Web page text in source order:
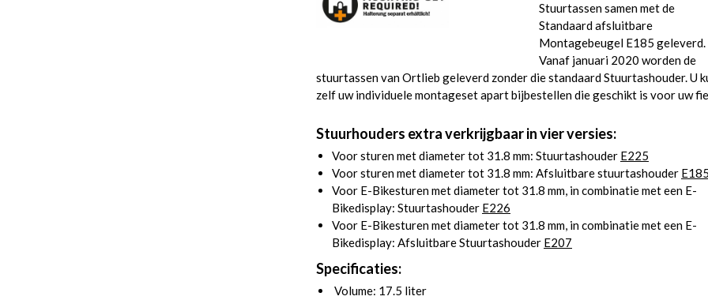
Stuurtassen samen met de
Standaard afsluitbare
Montagebeugel E185 geleverd.
Vanaf januari 2020 worden de
stuurtassen van Ortlieb geleverd zonder die standaard Stuurtashouder. U
zelf uw individuele montageset apart bijbestellen die geschikt is voor uw
Stuurhouders extra verkrijgbaar in vier versies:
Voor sturen met diameter tot 31.8 mm: Stuurtashouder E225
Voor sturen met diameter tot 31.8 mm: Afsluitbare stuurtashouder
Voor E-Bikesturen met diameter tot 31.8 mm, in combinatie met een E-
Bikedisplay: Stuurtashouder E226
Voor E-Bikesturen met diameter tot 31.8 mm, in combinatie met een E-
Bikedisplay: Afsluitbare Stuurtashouder E207
Specificaties:
Volume: 17.5 liter